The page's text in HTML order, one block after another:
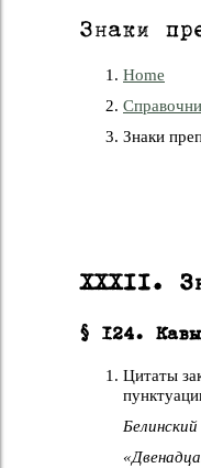
Знаки
Home
Знаки
XXXII.
§ 124.
Цитаты